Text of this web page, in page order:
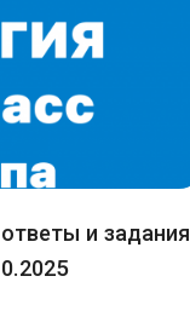
и задания